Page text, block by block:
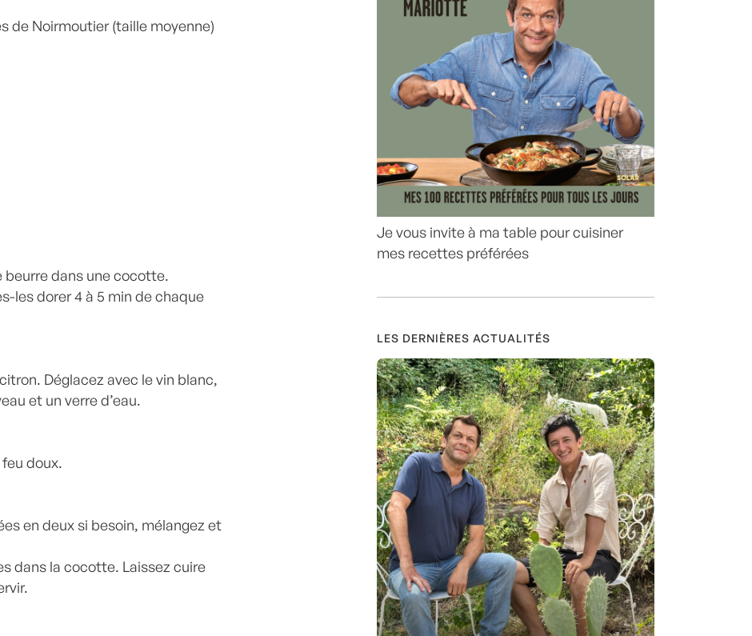
de Noirmoutier (taille moyenne)
beurre dans une cocotte.
les dorer 4 à 5 min de chaque
Déglacez avec le vin blanc,
et un verre d’eau.
doux.
en deux si besoin, mélangez et
dans la cocotte. Laissez cuire
Je vous invite à ma table pour cuisiner
mes recettes préférées
LES DERNIÈRES ACTUALITÉS